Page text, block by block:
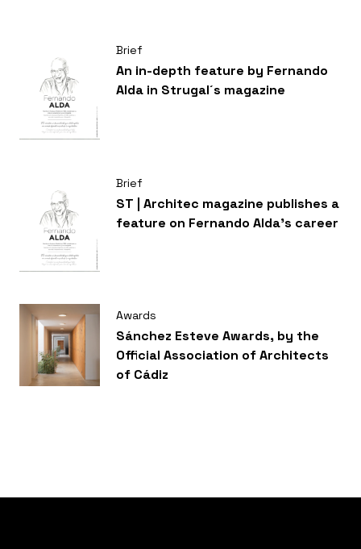
Brief
An in-depth feature by Fernando
Alda in Strugal´s magazine
Brief
ST | Architec magazine publishes a
feature on Fernando Alda’s career
Awards
Sánchez Esteve Awards, by the
Official Association of Architects
of Cádiz